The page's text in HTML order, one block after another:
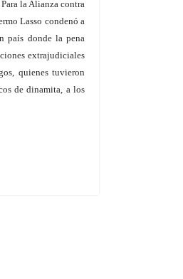
la Alianza contra
Lasso condenó a
país donde la pena
extrajudiciales
quienes tuvieron
de dinamita, a los